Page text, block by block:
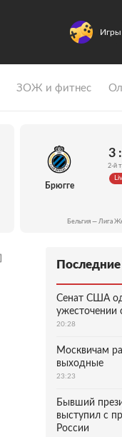
Игры
ЗОЖ и фитнес
Брюгге
3
2-й
Бельгия — Лига
Сенат США
ужесточении
20:28
Москвичам
выходные
23:23
Бывший
выступил с
России